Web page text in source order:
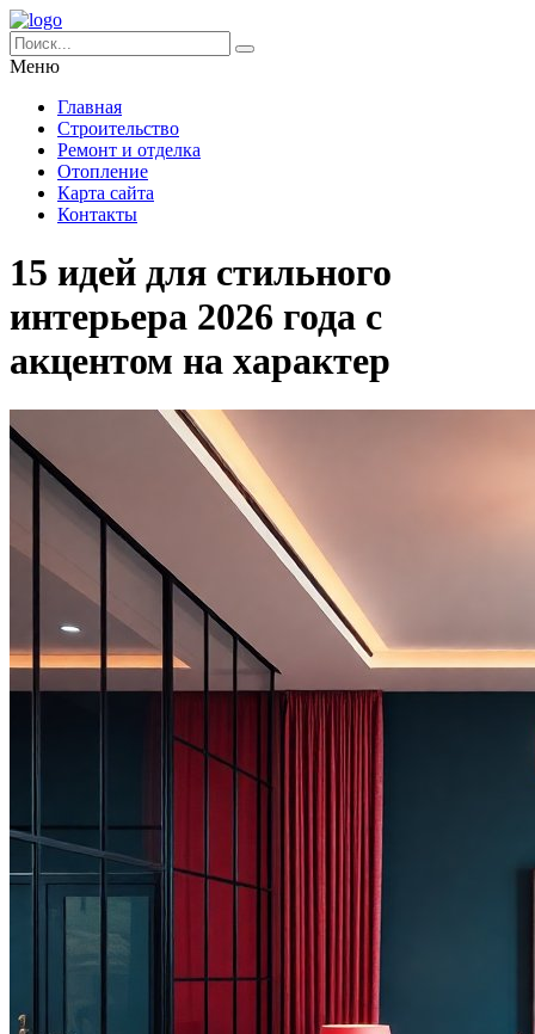
Меню
Главная
Строительство
Ремонт и отделка
Отопление
Карта сайта
Контакты
15 идей для стильного
интерьера 2026 года с
акцентом на характер